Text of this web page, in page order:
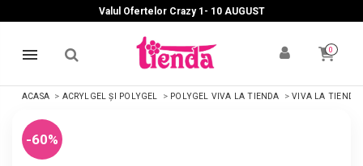
Valul Ofertelor Crazy 1- 10 AUGUST
0
ACASA ACRYLGEL ȘI POLYGEL POLYGEL VIVA LA TIENDA VIVA LA TIENDA
-60%